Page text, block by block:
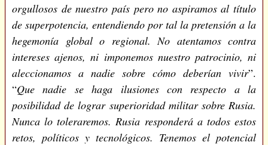
orgullosos de nuestro país pero no aspiramos al título
de superpotencia, entendiendo por tal la pretensión a la
hegemonía global o regional. No atentamos contra
intereses ajenos, ni imponemos nuestro patrocinio, ni
aleccionamos a nadie sobre cómo deberían vivir”.
“Que nadie se haga ilusiones con respecto a la
posibilidad de lograr superioridad militar sobre Rusia.
Nunca lo toleraremos. Rusia responderá a todos estos
retos, políticos y tecnológicos. Tenemos el potencial